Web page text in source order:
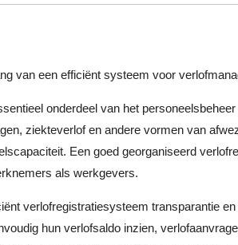
van een efficiënt systeem voor
onderdeel van het
ziekteverlof en andere vormen van
Een goed georganiseerd
als werkgevers.
verlofregistratiesysteem transparantie
hun verlofsaldo inzien,